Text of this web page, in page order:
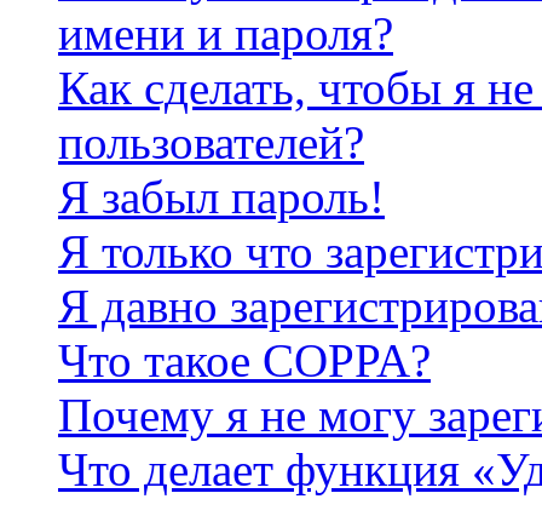
имени и пароля?
Как сделать, чтобы я
пользователей?
Я забыл пароль!
Я только что
Я давно
Что такое COPPA?
Почему я не могу
Что делает функция